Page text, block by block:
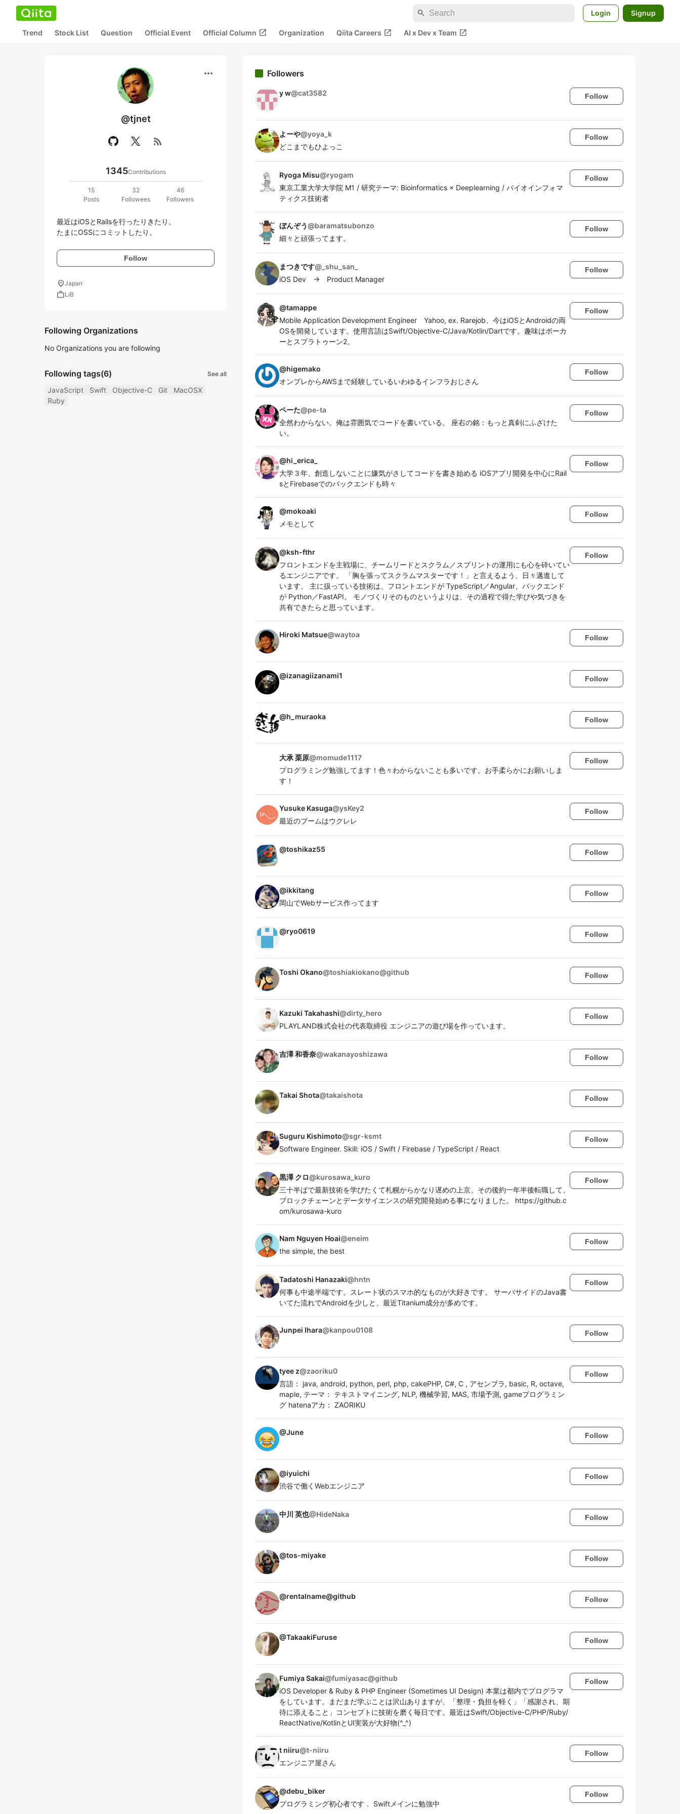
search Login Signup
Trend Stock List Question Official Event Official Column open_in_new Organization Qiita Careers open_in_new AI x Dev x Team open_in_new
more_horiz
@tjnet
rss_feed
1345Contributions
15
Posts
32
Followees
46
Followers
最近はiOSとRailsを行ったりきたり。
Follow
location_onJapan
workLiB
Following Organizations
No Organizations you are following
Following tags(6) See all
JavaScript Swift Objective-C Git
MacOSX
Ruby
Followers
y w@cat3582 Follow
よーや@yoya_k
どこまでもひよっこ
Follow
Ryoga Misu@ryogam
東京工業大学大学院 M1 / 研究テーマ: Bioinformatics × Deeplearning / バイオインフォマ
ティクス技術者
Follow
ぼんぞう@baramatsubonzo
細々と頑張ってます。
Follow
まつきです@ _shu_san_
iOS Dev → Product Manager
Follow
@tamappe
Mobile Application Development Engineer Yahoo, ex. Rarejob。今はiOSとAndroidの両
OSを開発しています。使用言語はSwift/Objective-C/Java/Kotlin/Dartです。趣味はポーカ
ーとスプラトゥーン2。
Follow
@higemako
オンプレからAWSまで経験しているいわゆるインフラおじさん
Follow
ペーた@pe-ta
全然わからない。俺は雰囲気でコードを書いている。 座右の銘：もっと真剣にふざけた
い。
Follow
@hi_erica_
大学３年、創造しないことに嫌気がさしてコードを書き始める iOSアプリ開発を中心にRail
sとFirebaseでのバックエンドも時々
Follow
@mokoaki
メモとして
Follow
@ksh-fthr
フロントエンドを主戦場に、チームリードとスクラム／スプリントの運用にも心を砕いてい
るエンジニアです。 「胸を張ってスクラムマスターです！」と言えるよう、日々邁進して
います。 主に扱っている技術は、フロントエンドが TypeScript／Angular、バックエンド
が Python／FastAPI。 モノづくりそのものというよりは、その過程で得た学びや気づきを
共有できたらと思っています。
Follow
Hiroki Matsue@waytoa Follow
@izanagiizanami1 Follow
@h_muraoka Follow
大承 栗原@momude1117
プログラミング勉強してます！色々わからないことも多いです。お手柔らかにお願いしま
す！
Follow
Yusuke Kasuga@ysKey2
最近のブームはウクレレ
Follow
@toshikaz55 Follow
@ikkitang
岡山でWebサービス作ってます
Follow
@ryo0619 Follow
Toshi Okano@toshiakiokano@github Follow
Kazuki Takahashi@dirty_hero
PLAYLAND株式会社の代表取締役 エンジニアの遊び場を作っています。
Follow
吉澤 和香奈@wakanayoshizawa Follow
Takai Shota@takaishota Follow
Suguru Kishimoto@sgr-ksmt
Software Engineer. Skill: iOS / Swift / Firebase / TypeScript / React
Follow
黒澤 クロ@kurosawa_kuro
三十半ばで最新技術を学びたくて札幌からかなり遅めの上京、その後約一年半後転職して、
ブロックチェーンとデータサイエンスの研究開発始める事になりました。 https://github.c
om/kurosawa-kuro
Follow
Nam Nguyen Hoai@eneim
the simple, the best
Follow
Tadatoshi Hanazaki@hntn
何事も中途半端です。スレート状のスマホ的なものが大好きです。 サーバサイドのJava書
いてた流れでAndroidを少しと、最近Titanium成分が多めです。
Follow
Junpei Ihara@kanpou0108 Follow
tyee z@zaoriku0
言語： java, android, python, perl, php, cakePHP, C#, C , アセンブラ, basic, R, octave,
maple, テーマ： テキストマイニング, NLP, 機械学習, MAS, 市場予測, gameプログラミン
グ hatenaアカ： ZAORIKU
Follow
@June Follow
@iyuichi
渋谷で働くWebエンジニア
Follow
中川 英也@HideNaka Follow
@tos-miyake Follow
@rentalname@github Follow
@TakaakiFuruse Follow
Fumiya Sakai@fumiyasac@github
iOS Developer & Ruby & PHP Engineer (Sometimes UI Design) 本業は都内でプログラマ
をしています。まだまだ学ぶことは沢山ありますが、「整理・負担を軽く」「感謝され、期
待に添えること」コンセプトに技術を磨く毎日です。最近はSwift/Objective-C/PHP/Ruby/
ReactNative/KotlinとUI実装が大好物(^_^)
Follow
t niiru@t-niiru
エンジニア屋さん
Follow
@debu_biker
プログラミング初心者です． Swiftメインに勉強中
Follow